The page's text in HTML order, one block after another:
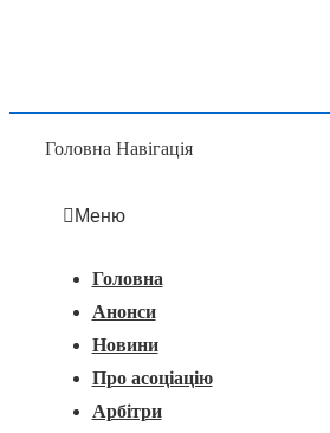
Головна Навігація
Меню
Головна
Анонси
Новини
Про асоціацію
Арбітри